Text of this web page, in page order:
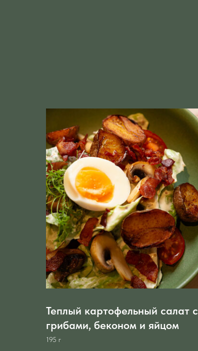
Теплый картофельный салат с
грибами, беконом и яйцом
195 г